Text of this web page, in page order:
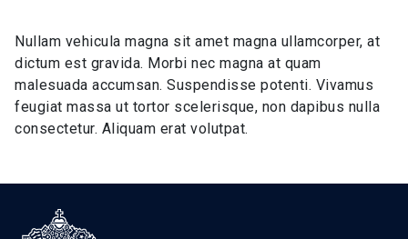
Nullam vehicula magna sit amet magna ullamcorper, at
dictum est gravida. Morbi nec magna at quam
malesuada accumsan. Suspendisse potenti. Vivamus
feugiat massa ut tortor scelerisque, non dapibus nulla
consectetur. Aliquam erat volutpat.